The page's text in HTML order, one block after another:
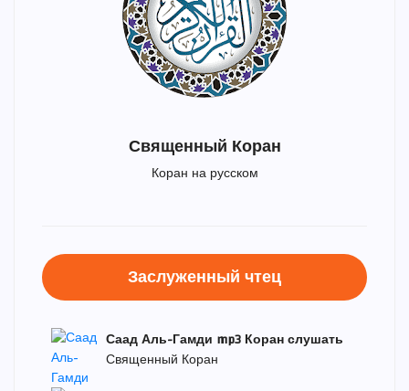
Священный Коран
Коран на русском
Заслуженный чтец
Саад Аль-Гамди mp3 Коран слушать
Священный Коран